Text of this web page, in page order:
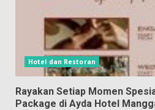
Hotel dan Restoran
Rayakan Setiap Momen
Package di Ayda Hotel